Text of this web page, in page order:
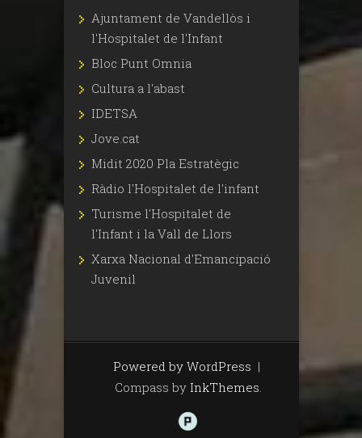
Ajuntament de Vandellòs i
l'Hospitalet de l'Infant
Bloc Punt Omnia
Cultura a l'abast
IDETSA
Jove.cat
Midit 2020 Pla Estratègic
Ràdio l'Hospitalet de l'infant
Turisme l'Hospitalet de
l'Infant i la Vall de Llors
Xarxa Nacional d'Emancipació
Juvenil
Powered by WordPress |
Compass by InkThemes